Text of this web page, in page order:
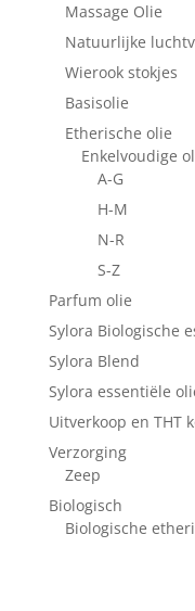
Massage Olie
Natuurlijke
Wierook stokjes
Basisolie
Etherische olie
Enkelvoudige
A-G
H-M
N-R
S-Z
Parfum olie
Sylora Biologische
Sylora Blend
Sylora essentiële
Uitverkoop en THT
Verzorging
Zeep
Biologisch
Biologische